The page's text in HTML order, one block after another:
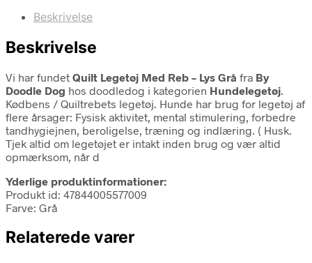
Beskrivelse
Beskrivelse
Vi har fundet Quilt Legetøj Med Reb – Lys Grå fra By
Doodle Dog hos doodledog i kategorien Hundelegetøj.
Kødbens / Quiltrebets legetøj. Hunde har brug for legetøj af
flere årsager: Fysisk aktivitet, mental stimulering, forbedre
tandhygiejnen, beroligelse, træning og indlæring. ( Husk.
Tjek altid om legetøjet er intakt inden brug og vær altid
opmærksom, når d
Yderlige produktinformationer:
Produkt id: 47844005577009
Farve: Grå
Relaterede varer